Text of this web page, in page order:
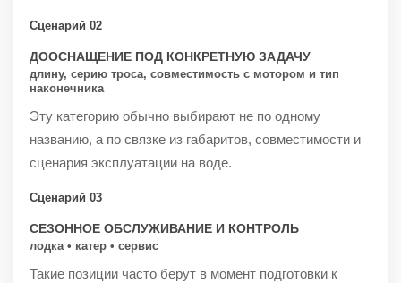
Сценарий 02
ДООСНАЩЕНИЕ ПОД КОНКРЕТНУЮ ЗАДАЧУ
длину, серию троса, совместимость с мотором и тип
наконечника
Эту категорию обычно выбирают не по одному
названию, а по связке из габаритов, совместимости и
сценария эксплуатации на воде.
Сценарий 03
СЕЗОННОЕ ОБСЛУЖИВАНИЕ И КОНТРОЛЬ
лодка • катер • сервис
Такие позиции часто берут в момент подготовки к